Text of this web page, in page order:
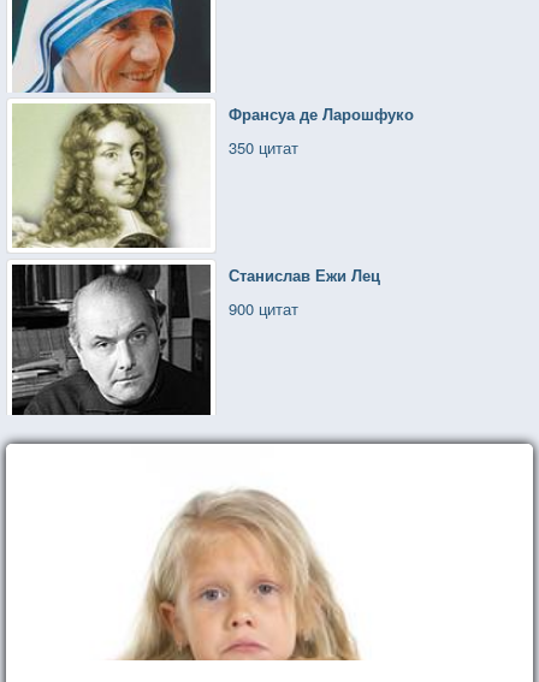
Франсуа де Ларошфуко
350 цитат
Станислав Ежи Лец
900 цитат